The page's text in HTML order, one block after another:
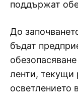
поддържат
До
бъдат
ленти, текущи
осветлението